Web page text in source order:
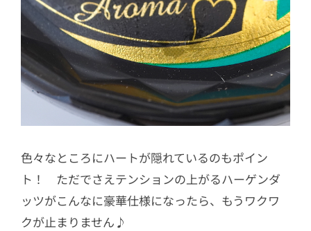
色々なところにハートが隠れているのもポイン
ト！ ただでさえテンションの上がるハーゲンダ
ッツがこんなに豪華仕様になったら、もうワクワ
クが止まりません♪